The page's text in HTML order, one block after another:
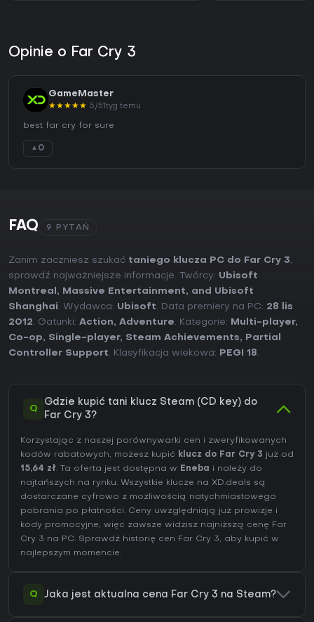
Opinie o Far Cry 3
GameMaster
★★★★★ 5/51tyg temu
best far cry for sure
▲ 0
FAQ 9 PYTAŃ
Zanim zaczniesz szukać taniego klucza PC do Far Cry 3,
sprawdź najważniejsze informacje. Twórcy: Ubisoft
Montreal, Massive Entertainment, and Ubisoft
Shanghai. Wydawca: Ubisoft. Data premiery na PC: 28 lis
2012. Gatunki: Action, Adventure. Kategorie: Multi-player,
Co-op, Single-player, Steam Achievements,
Partial
Controller Support. Klasyfikacja wiekowa: PEGI 18.
Q
Gdzie kupić tani klucz Steam (CD key) do
Far Cry 3?
Korzystając z naszej porównywarki cen i zweryfikowanych
kodów rabatowych, możesz kupić klucz do Far Cry 3 już od
15,64 zł. Ta oferta jest dostępna w Eneba
i należy do
najtańszych na rynku. Wszystkie klucze na XD.deals są
dostarczane cyfrowo z możliwością natychmiastowego
pobrania po płatności. Ceny uwzględniają już prowizje i
kody promocyjne, więc zawsze widzisz najniższą cenę Far
Cry 3 na PC. Sprawdź historię cen Far Cry 3, aby kupić w
najlepszym momencie.
Q Jaka jest aktualna cena Far Cry 3 na Steam?